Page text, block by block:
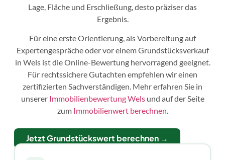
Lage, Fläche und Erschließung, desto präziser das
Ergebnis.
Für eine erste Orientierung, als Vorbereitung auf
Expertengespräche oder vor einem Grundstücksverkauf
in Wels ist die Online-Bewertung hervorragend geeignet.
Für rechtssichere Gutachten empfehlen wir einen
zertifizierten Sachverständigen. Mehr erfahren Sie in
unserer Immobilienbewertung Welsund auf der Seite
zum Immobilienwert berechnen.
Jetzt Grundstückswert berechnen →